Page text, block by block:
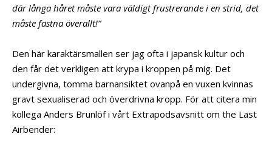
där långa håret måste vara väldigt frustrerande i en strid, det
måste fastna överallt!”
Den här karaktärsmallen ser jag ofta i japansk kultur och
den får det verkligen att krypa i kroppen på mig. Det
undergivna, tomma barnansiktet ovanpå en vuxen kvinnas
gravt sexualiserad och överdrivna kropp. För att citera min
kollega Anders Brunlöf i vårt Extrapodsavsnitt om the Last
Airbender: